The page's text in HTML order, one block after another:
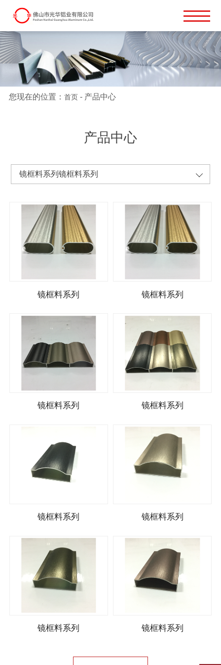
您现在的位置： 首页- 产品中心
产品中心
镜框料系列镜框料系列
镜框料系列 镜框料系列
镜框料系列 镜框料系列
镜框料系列 镜框料系列
镜框料系列 镜框料系列